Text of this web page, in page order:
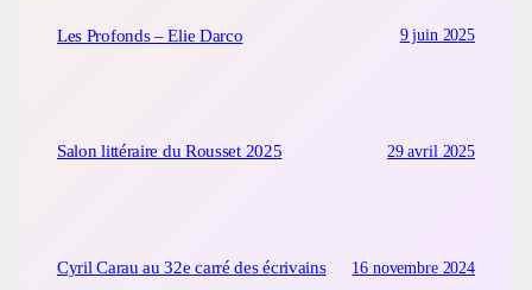
Les Profonds – Elie Darco 9 juin 2025
Salon littéraire du Rousset 2025 29 avril 2025
Cyril Carau au 32e carré des écrivains 16 novembre 2024